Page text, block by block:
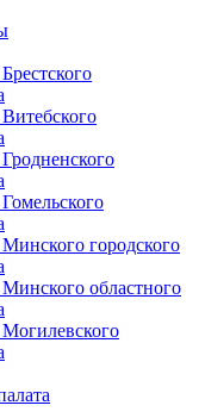
городского
областного